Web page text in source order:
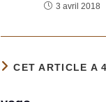
3 avril 2018
CET ARTICLE A